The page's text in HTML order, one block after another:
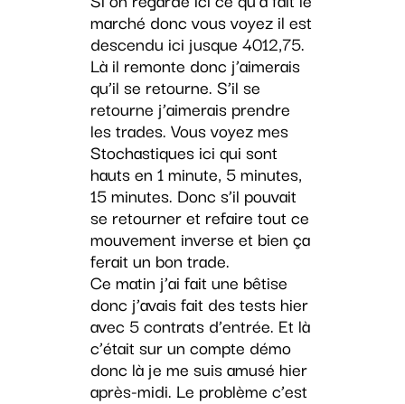
marché donc vous voyez il est
descendu ici jusque 4012,75.
Là il remonte donc j’aimerais
qu’il se retourne. S’il se
retourne j’aimerais prendre
les trades. Vous voyez mes
Stochastiques ici qui sont
hauts en 1 minute, 5 minutes,
15 minutes. Donc s’il pouvait
se retourner et refaire tout ce
mouvement inverse et bien ça
ferait un bon trade.
Ce matin j’ai fait une bêtise
donc j’avais fait des tests hier
avec 5 contrats d’entrée. Et là
c’était sur un compte démo
donc là je me suis amusé hier
après-midi. Le problème c’est